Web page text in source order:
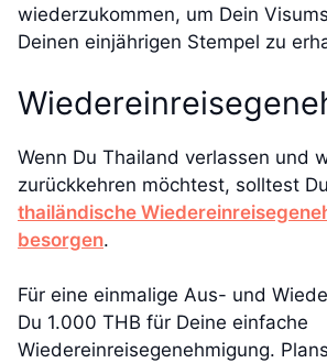
wiederzukommen, um Dein
Deinen einjährigen Stempel zu
Wenn Du Thailand verlassen und
zurückkehren möchtest, solltest
thailändische
besorgen.
Für eine einmalige Aus- und
Du 1.000 THB für Deine einfache
Wiedereinreisegenehmigung.